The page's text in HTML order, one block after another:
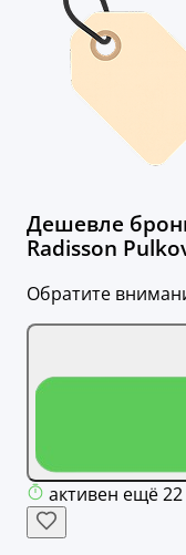
Дешевле
Radisson
Обратите
активен ещё 22